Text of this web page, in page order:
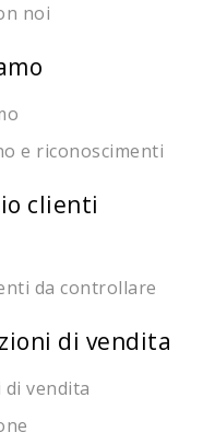
noi
e riconoscimenti
clienti
da controllare
di vendita
vendita